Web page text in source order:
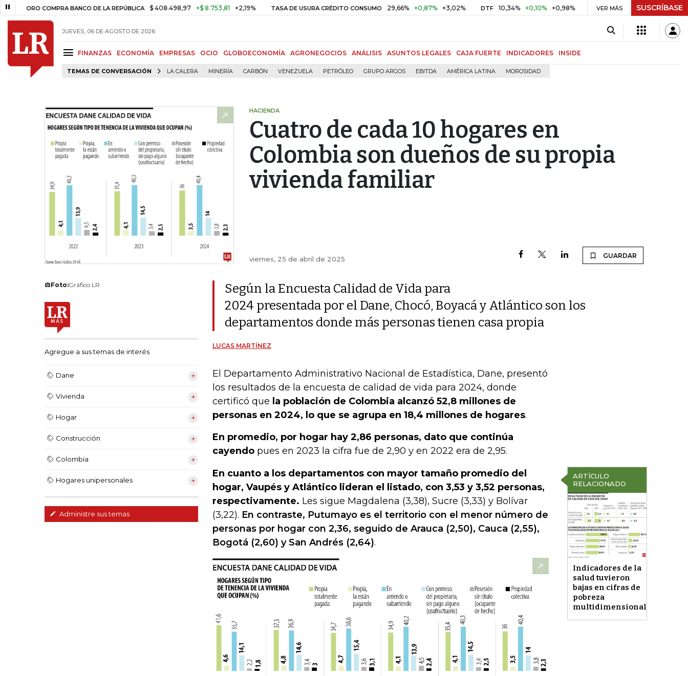
COMPRA BANCO DE LA REPÚBLICA $ 408.498,97 +$ 8.753,81 +2,19% TASA DE USURA CRÉDITO CONSUMO 29,66% +0,87% +3,02% DTF 10,34% +0,10% +0,98% UVR $ 416,91 +$ 0,05 +0,01%
VER MÁS SUSCRÍBASE
JUEVES, 06 DE AGOSTO DE 2026
FINANZAS ECONOMÍA EMPRESAS OCIO GLOBOECONOMÍA AGRONEGOCIOS ANÁLISIS ASUNTOS LEGALES CAJA FUERTE INDICADORES INSIDE
TEMAS DE CONVERSACIÓN LA CALERA MINERÍA CARBÓN VENEZUELA PETRÓLEO GRUPO ARGOS EBITDA AMÉRICA LATINA MOROSIDAD
HACIENDA
Cuatro de cada 10 hogares en
Colombia son dueños de su propia
vivienda familiar
viernes, 25 de abril de 2025 GUARDAR
Foto:Gráfico LR
Agregue a sus temas de interés
Dane
Vivienda
Hogar
Construcción
Colombia
Hogares unipersonales
Administre sus temas
Según la Encuesta Calidad de Vida para
2024 presentada por el Dane, Chocó, Boyacá y Atlántico son los
departamentos donde más personas tienen casa propia
LUCAS MARTÍNEZ
El Departamento Administrativo Nacional de Estadística, Dane, presentó
los resultados de la encuesta de calidad de vida para 2024, donde
certificó que la población de Colombia alcanzó 52,8 millones de
personas en 2024, lo que se agrupa en 18,4 millones de hogares.
En promedio, por hogar hay 2,86 personas, dato que continúa
cayendo pues en 2023 la cifra fue de 2,90 y en 2022 era de 2,95.
ARTÍCULO
RELACIONADO
Indicadores de la
salud tuvieron
bajas en cifras de
pobreza
multidimensional
En cuanto a los departamentos con mayor tamaño promedio del
hogar, Vaupés y Atlántico lideran el listado, con 3,53 y 3,52 personas,
respectivamente. Les sigue Magdalena (3,38), Sucre (3,33) y Bolívar
(3,22). En contraste, Putumayo es el territorio con el menor número de
personas por hogar con 2,36, seguido de Arauca (2,50), Cauca (2,55),
Bogotá (2,60) y San Andrés (2,64).